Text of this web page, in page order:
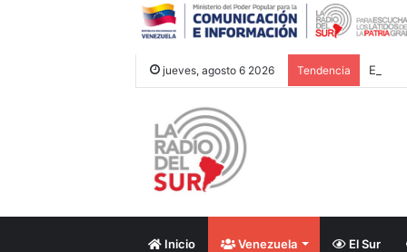
jueves, agosto 6 2026 Tendencia
Inicio Venezuela El Sur